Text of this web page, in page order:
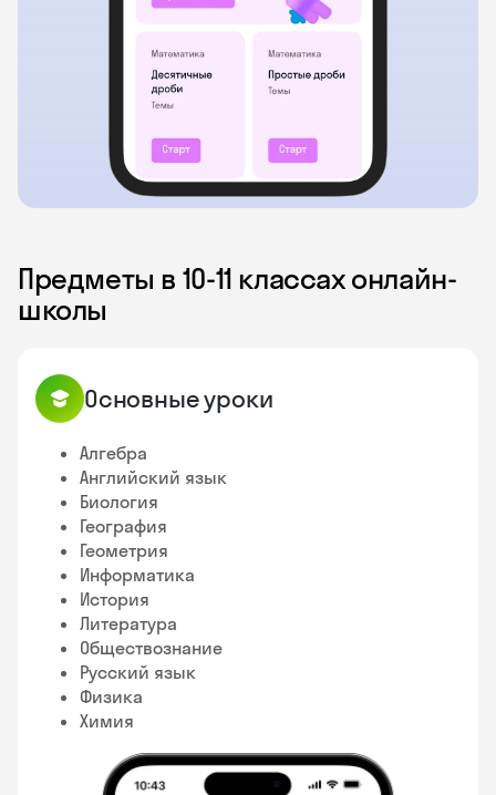
Предметы в 10‑11 классах онлайн-
школы
Основные уроки
Алгебра
Английский язык
Биология
География
Геометрия
Информатика
История
Литература
Обществознание
Русский язык
Физика
Химия